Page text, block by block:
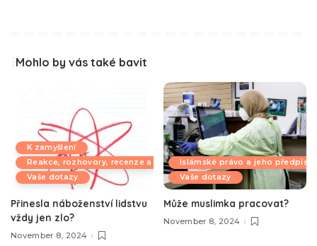
Mohlo by vás také bavit
K zamyšlení
Reakce, rozhovory, recenze a komentáře
Vaše dotazy
Přinesla náboženství lidstvu
vždy jen zlo?
November 8, 2024
Islámské právo a jeho předpisy
Vaše dotazy
Může muslimka pracovat?
November 8, 2024